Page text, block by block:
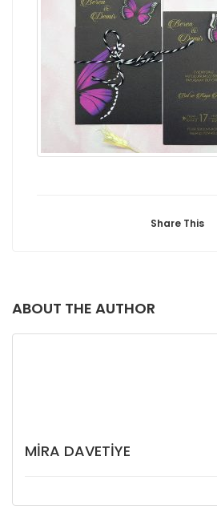
Share This
ABOUT THE AUTHOR
MIRA DAVETIYE